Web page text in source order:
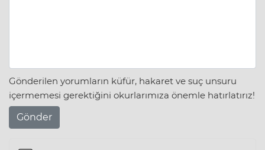
Gönderilen yorumların küfür, hakaret ve suç unsuru
içermemesi gerektiğini okurlarımıza önemle hatırlatırız!
Gönder